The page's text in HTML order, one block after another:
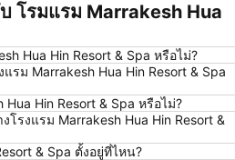
โรมแรม Marrakesh Hua
Hua Hin Resort & Spa หรือไม่?
รม Marrakesh Hua Hin Resort & Spa
Hin Resort & Spa หรือไม่?
โรงแรม Marrakesh Hua Hin Resort &
& Spa ตั้งอยู่ที่ไหน?